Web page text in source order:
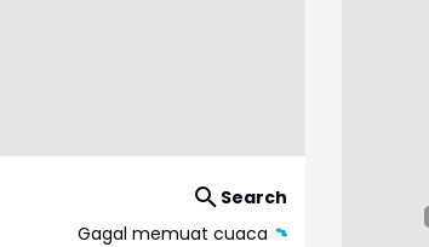
Search
Gagal memuat cuaca